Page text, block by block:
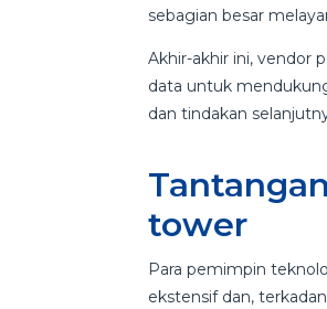
sebagian besar
Akhir-akhir ini, vendor
data untuk
dan tindakan
tower
Para pemimpin
ekstensif dan,